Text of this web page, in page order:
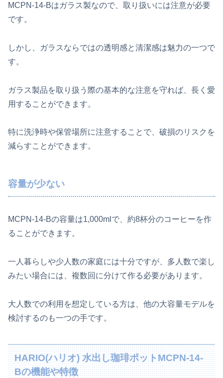
MCPN-14-Bはガラス製なので、取り扱いには注意が必要
です。
しかし、ガラスならではの透明感と清潔感は魅力の一つで
す。
ガラス製品を取り扱う際の基本的な注意を守れば、長く愛
用することができます。
特に洗浄時や保管場所に注意することで、破損のリスクを
減らすことができます。
容量が少ない
MCPN-14-Bの容量は1,000mlで、約8杯分のコーヒーを作
ることができます。
一人暮らしや少人数の家庭には十分ですが、多人数で楽し
みたい場合には、複数回に分けて作る必要があります。
大人数での利用を想定している方は、他の大容量モデルを
検討するのも一つの手です。
HARIO(ハリオ) 水出し珈琲ポットMCPN-14-
Bの機能や特徴